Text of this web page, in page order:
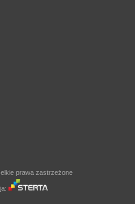
prawa zastrzeżone